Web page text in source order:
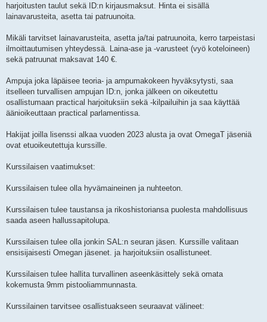
harjoitusten taulut sekä ID:n kirjausmaksut. Hinta ei sisällä
lainavarusteita, asetta tai patruunoita.
Mikäli tarvitset lainavarusteita, asetta ja/tai patruunoita, kerro tarpeistasi
ilmoittautumisen yhteydessä. Laina-ase ja -varusteet (vyö koteloineen)
sekä patruunat maksavat 140 €.
Ampuja joka läpäisee teoria- ja ampumakokeen hyväksytysti, saa
itselleen turvallisen ampujan ID:n, jonka jälkeen on oikeutettu
osallistumaan practical harjoituksiin sekä -kilpailuihin ja saa käyttää
äänioikeuttaan practical parlamentissa.
Hakijat joilla lisenssi alkaa vuoden 2023 alusta ja ovat OmegaT jäseniä
ovat etuoikeutettuja kurssille.
Kurssilaisen vaatimukset:
Kurssilaisen tulee olla hyvämaineinen ja nuhteeton.
Kurssilaisen tulee taustansa ja rikoshistoriansa puolesta mahdollisuus
saada aseen hallussapitolupa.
Kurssilaisen tulee olla jonkin SAL:n seuran jäsen. Kurssille valitaan
ensisijaisesti Omegan jäsenet. ja harjoituksiin osallistuneet.
Kurssilaisen tulee hallita turvallinen aseenkäsittely sekä omata
kokemusta 9mm pistooliammunnasta.
Kurssilainen tarvitsee osallistuakseen seuraavat välineet: